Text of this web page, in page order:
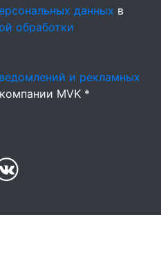
данных в
обработки
и рекламных
MVK *